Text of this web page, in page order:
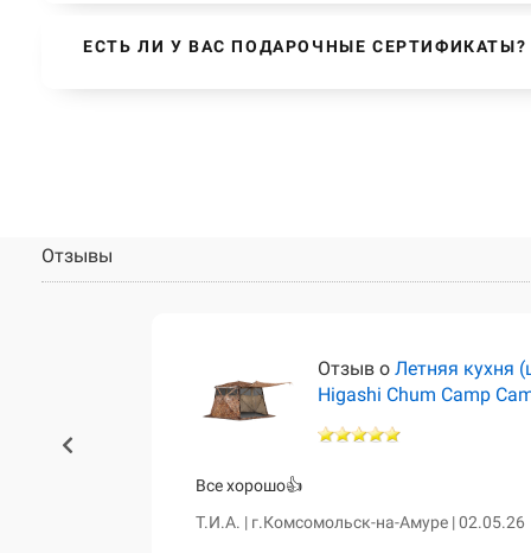
ЕСТЬ ЛИ У ВАС ПОДАРОЧНЫЕ СЕРТИФИКАТЫ?
Отзывы
Отзыв о Летняя кухня
Higashi Chum Camp
Все хорошо👍
Т.И.А. | г.Комсомольск-на-Амуре | 02.05.26